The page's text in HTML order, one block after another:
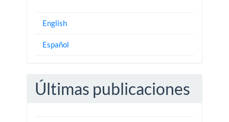
English
Español
Últimas publicaciones